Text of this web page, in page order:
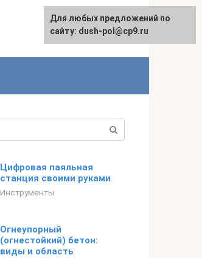
Цифровая паяльная
станция своими руками
Инструменты
Огнеупорный
(огнестойкий) бетон:
виды и область
Для любых предложений по
сайту: dush-pol@cp9.ru